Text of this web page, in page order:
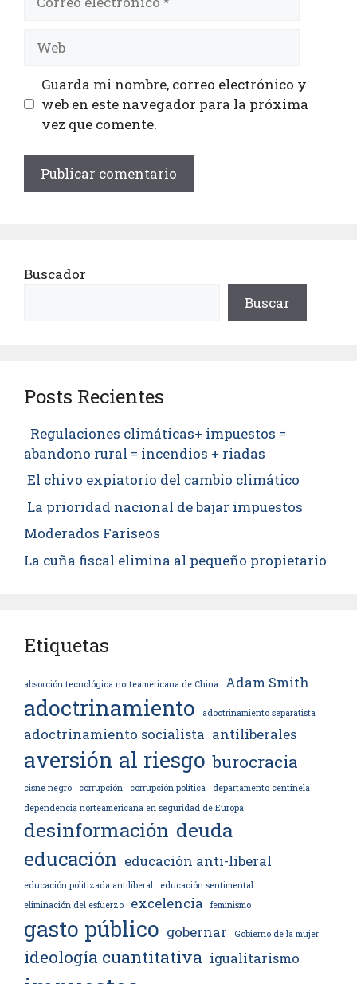
Guarda mi nombre, correo electrónico y
web en este navegador para la próxima
vez que comente.
Buscador
Buscar
Posts Recientes
Regulaciones climáticas+ impuestos =
abandono rural = incendios + riadas
El chivo expiatorio del cambio climático
La prioridad nacional de bajar impuestos
Moderados Fariseos
La cuña fiscal elimina al pequeño propietario
Etiquetas
absorción tecnológica norteamericana de China Adam Smith
adoctrinamiento adoctrinamiento separatista
adoctrinamiento socialista antiliberales
aversión al riesgo burocracia
cisne negro corrupción corrupción política
departamento centinela
dependencia norteamericana en seguridad de Europa
desinformación deuda
educación educación anti-liberal
educación politizada antiliberal
educación sentimental
eliminación del esfuerzo
excelencia feminismo
gasto público gobernar Gobierno de la mujer
ideología cuantitativa igualitarismo